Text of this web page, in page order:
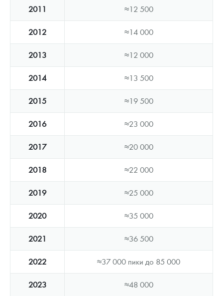
2011 ≈12 500
2012 ≈14 000
2013 ≈12 000
2014 ≈13 500
2015 ≈19 500
2016 ≈23 000
2017 ≈20 000
2018 ≈22 000
2019 ≈25 000
2020 ≈35 000
2021 ≈36 500
2022 ≈37 000 пики до 85 000
2023 ≈48 000